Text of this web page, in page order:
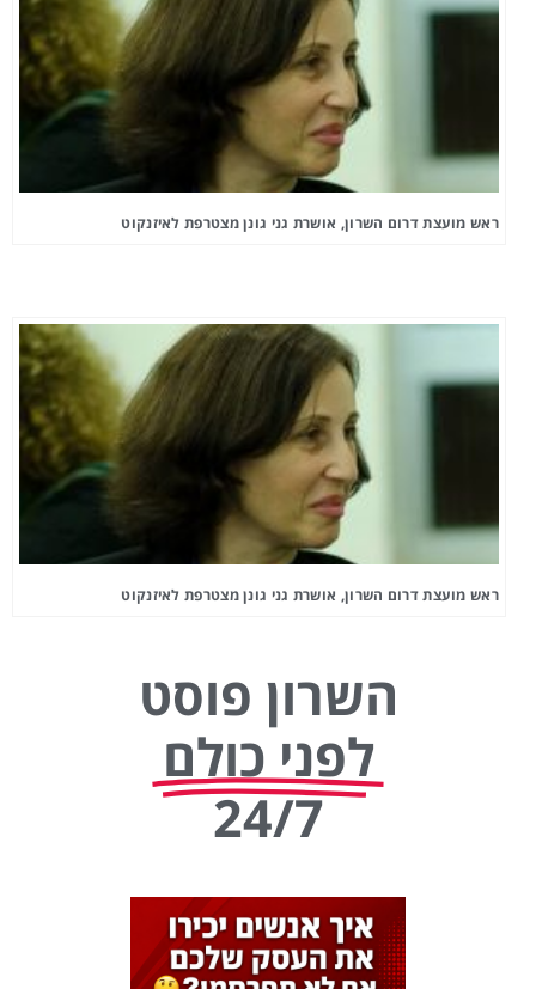
ראש מועצת דרום השרון, אושרת גני גונן מצטרפת לאיזנקוט
ראש מועצת דרום השרון, אושרת גני גונן מצטרפת לאיזנקוט
השרון פוסט
לפני כולם
24/7